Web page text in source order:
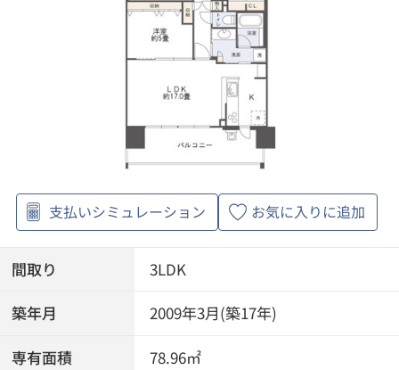
支払いシミュレーション お気に入りに追加
間取り 3LDK
築年月 2009年3月(築17年)
専有面積 78.96㎡